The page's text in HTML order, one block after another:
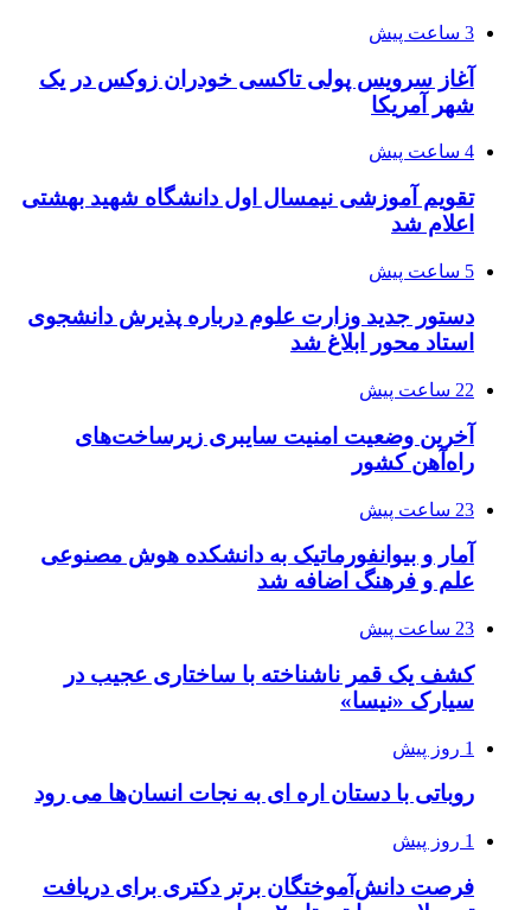
3 ساعت پیش
آغاز سرویس پولی تاکسی خودران زوکس در یک
شهر آمریکا
4 ساعت پیش
تقویم آموزشی نیمسال اول دانشگاه شهید بهشتی
اعلام شد
5 ساعت پیش
دستور جدید وزارت علوم درباره پذیرش دانشجوی
استاد محور ابلاغ شد
22 ساعت پیش
آخرین وضعیت امنیت سایبری زیرساخت‌های
راه‌آهن کشور
23 ساعت پیش
آمار و بیوانفورماتیک به دانشکده هوش مصنوعی
علم و فرهنگ اضافه شد
23 ساعت پیش
کشف یک قمر ناشناخته با ساختاری عجیب در
سیارک «نیسا»
1 روز پیش
روباتی با دستان اره ای به نجات انسان‌ها می رود
1 روز پیش
فرصت دانش‌آموختگان برتر دکتری‌ برای دریافت